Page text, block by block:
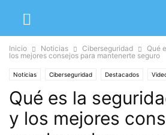
Inicio Noticias Ciberseguridad
Qué
los mejores consejos para mantenerte seguro
Noticias Ciberseguridad Destacados
Qué es la
y los mejores